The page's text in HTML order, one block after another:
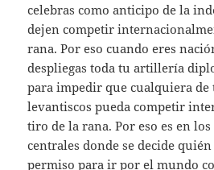
celebras como anticipo de la
dejen competir
rana. Por eso cuando eres
despliegas toda tu artillería
para impedir que cualquiera de
levantiscos pueda competir
tiro de la rana. Por eso es en
centrales donde se decide
permiso para ir por el mundo